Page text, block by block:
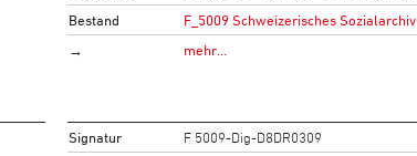
Bestand
F_5009 Schweizerisches Sozialarchiv
→
mehr…
Signatur
F 5009-Dig-D8DR0309